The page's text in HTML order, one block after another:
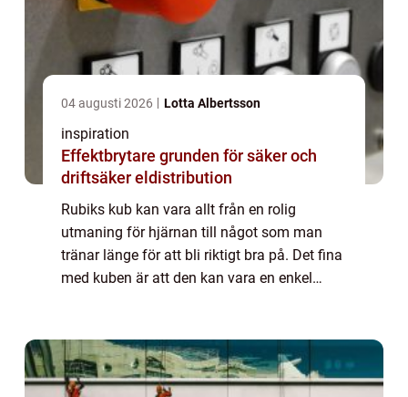
04 augusti 2026 Lotta Albertsson
inspiration
Effektbrytare grunden för säker och
driftsäker eldistribution
Rubiks kub kan vara allt från en rolig
utmaning för hjärnan till något som man
tränar länge för att bli riktigt bra på. Det fina
med kuben är att den kan vara en enkel